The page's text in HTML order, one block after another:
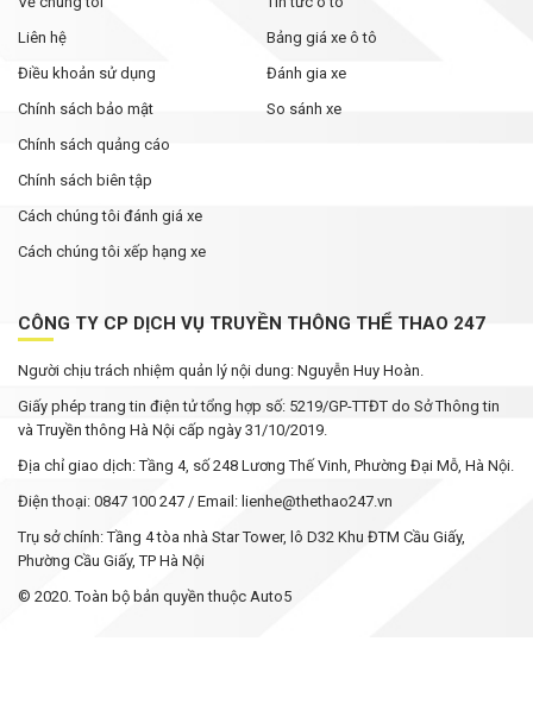
Liên hệ
Điều khoản sử dụng
Chính sách bảo mật
Chính sách quảng cáo
Chính sách biên tập
Cách chúng tôi đánh giá xe
Cách chúng tôi xếp hạng xe
Bảng giá xe ô tô
Đánh gia xe
So sánh xe
CÔNG TY CP DỊCH VỤ TRUYỀN THÔNG THỂ THAO 247
Người chịu trách nhiệm quản lý nội dung: Nguyễn Huy Hoàn.
Giấy phép trang tin điện tử tổng hợp số: 5219/GP-TTĐT do Sở Thông tin
và Truyền thông Hà Nội cấp ngày 31/10/2019.
Địa chỉ giao dịch: Tầng 4, số 248 Lương Thế Vinh, Phường Đại Mỗ, Hà Nội.
Điện thoại: 0847 100 247 / Email: lienhe@thethao247.vn
Trụ sở chính: Tầng 4 tòa nhà Star Tower, lô D32 Khu ĐTM Cầu Giấy,
Phường Cầu Giấy, TP Hà Nội
© 2020. Toàn bộ bản quyền thuộc Auto5